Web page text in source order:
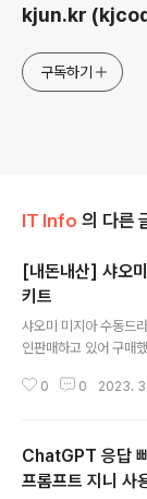
kjun.kr
구독하기
IT Info 의 다른
[내돈내산] 샤오
키트
샤오미 미지아 수동드
인판매하고 있어 구매
끔한 편이다.구성품은
정했는데 의외로 힘이
없다.
0 0 2023.
ChatGPT 응답
프롬프트 지니 사